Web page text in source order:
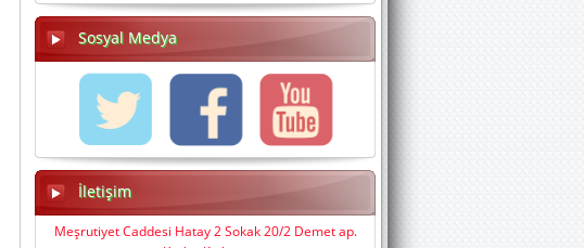
Sosyal Medya
İletişim
Meşrutiyet Caddesi Hatay 2 Sokak 20/2 Demet ap.